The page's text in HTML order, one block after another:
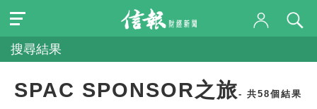
搜尋結果
SPAC SPONSOR之旅- 共58個結果